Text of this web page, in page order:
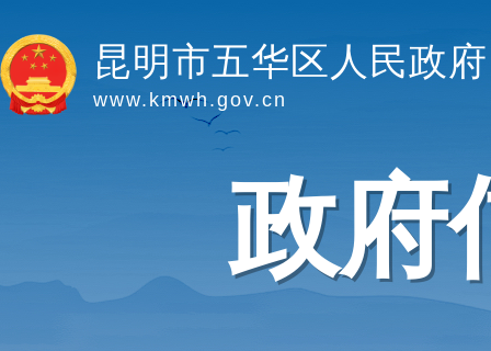
昆明市五华区人民政府
www.kmwh.gov.cn
政府